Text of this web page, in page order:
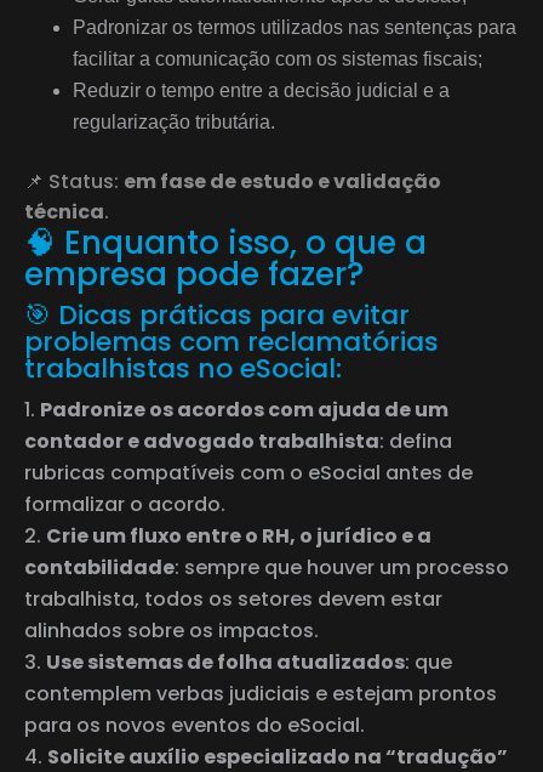
Padronizar os termos utilizados nas sentenças para
facilitar a comunicação com os sistemas fiscais;
Reduzir o tempo entre a decisão judicial e a
regularização tributária.
📌 Status: em fase de estudo e validação
técnica.
🧠 Enquanto isso, o que a
empresa pode fazer?
🎯 Dicas práticas para evitar
problemas com reclamatórias
trabalhistas no eSocial:
Padronize os acordos com ajuda de um
contador e advogado trabalhista: defina
rubricas compatíveis com o eSocial antes de
formalizar o acordo.
Crie um fluxo entre o RH, o jurídico e a
contabilidade: sempre que houver um processo
trabalhista, todos os setores devem estar
alinhados sobre os impactos.
Use sistemas de folha atualizados: que
contemplem verbas judiciais e estejam prontos
para os novos eventos do eSocial.
Solicite auxílio especializado na “tradução”